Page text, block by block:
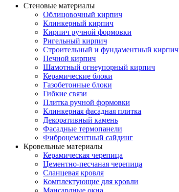
Стеновые материалы
Облицовочный кирпич
Клинкерный кирпич
Кирпич ручной формовки
Ригельный кирпич
Строительный и фундаментный кирпич
Печной кирпич
Шамотный огнеупорный кирпич
Керамические блоки
Газобетонные блоки
Гибкие связи
Плитка ручной формовки
Клинкерная фасадная плитка
Декоративный камень
Фасадные термопанели
Фиброцементный сайдинг
Кровельные материалы
Керамическая черепица
Цементно-песчаная черепица
Сланцевая кровля
Комплектующие для кровли
Мансардные окна